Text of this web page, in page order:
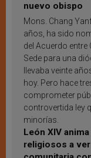
nuevo obispo
Mons. Chang
años, ha sido
del Acuerdo entre
Sede para una
llevaba veinte
hoy. Pero hace
comprometer
controvertida ley
minorías.
León XIV
religiosos a